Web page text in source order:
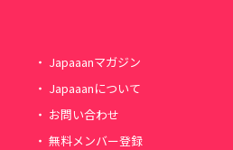
Japaaanマガジン
Japaaanについて
お問い合わせ
無料メンバー登録